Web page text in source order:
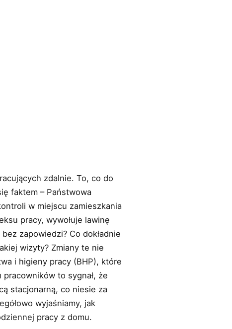
zdalnie. To, co do
faktem – Państwowa
w miejscu zamieszkania
pracy, wywołuje lawinę
zapowiedzi? Co dokładnie
wizyty? Zmiany te nie
i higieny pracy (BHP), które
to sygnał, że
stacjonarną, co niesie za
wyjaśniamy, jak
pracy z domu.